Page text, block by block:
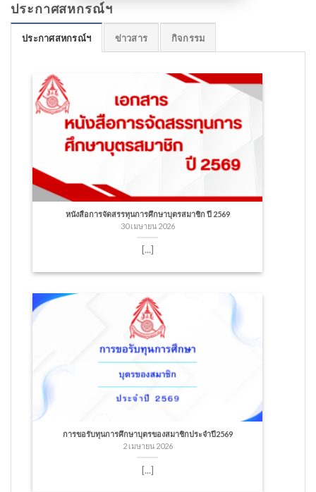
ประกาศสหกรณ์ฯ
ประกาศสหกรณ์ฯ ข่าวสาร กิจกรรม
หนังสือการจัดสรรทุนการศึกษาบุตรสมาชิก ปี 2569
30 เมษายน 2026
[...]
การขอรับทุนการศึกษาบุตรของสมาชิกประจำปี2569
2 เมษายน 2026
[...]